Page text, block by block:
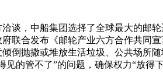
，中船集团选择了全球最大的邮
联合发布《邮轮产业六方合作共
倒抛撒或堆放生活垃圾、公共场所
的管不了”的问题，确保权力“放得